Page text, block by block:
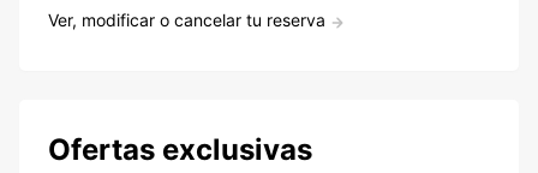
Ver, modificar o cancelar tu reserva
Ofertas exclusivas